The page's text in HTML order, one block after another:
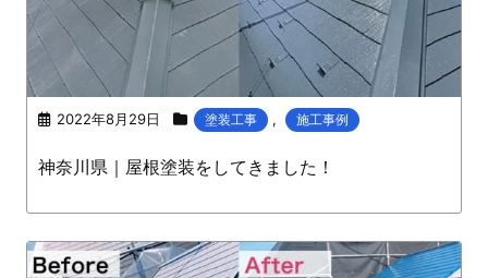
2022年8月29日 塗装工事 , 施工事例
神奈川県｜屋根塗装をしてきました！